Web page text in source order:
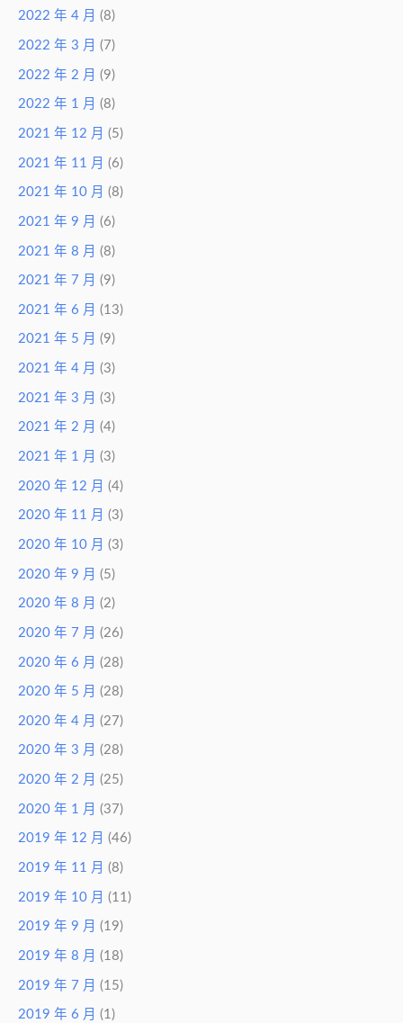
2022 年 4 月 (8)
2022 年 3 月 (7)
2022 年 2 月 (9)
2022 年 1 月 (8)
2021 年 12 月 (5)
2021 年 11 月 (6)
2021 年 10 月 (8)
2021 年 9 月 (6)
2021 年 8 月 (8)
2021 年 7 月 (9)
2021 年 6 月 (13)
2021 年 5 月 (9)
2021 年 4 月 (3)
2021 年 3 月 (3)
2021 年 2 月 (4)
2021 年 1 月 (3)
2020 年 12 月 (4)
2020 年 11 月 (3)
2020 年 10 月 (3)
2020 年 9 月 (5)
2020 年 8 月 (2)
2020 年 7 月 (26)
2020 年 6 月 (28)
2020 年 5 月 (28)
2020 年 4 月 (27)
2020 年 3 月 (28)
2020 年 2 月 (25)
2020 年 1 月 (37)
2019 年 12 月 (46)
2019 年 11 月 (8)
2019 年 10 月 (11)
2019 年 9 月 (19)
2019 年 8 月 (18)
2019 年 7 月 (15)
2019 年 6 月 (1)